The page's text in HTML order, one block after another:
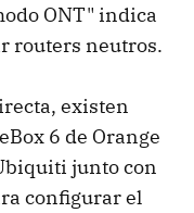
ONT" indica
routers neutros.
existen
6 de Orange
junto con
configurar el